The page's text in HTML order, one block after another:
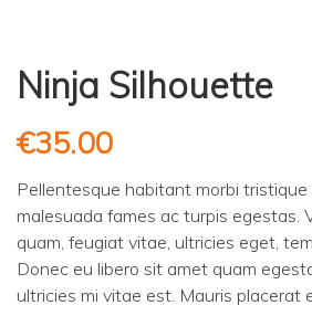
Ninja Silhouette
€35.00
Pellentesque habitant morbi
malesuada fames ac turpis egestas.
quam, feugiat vitae, ultricies eget,
Donec eu libero sit amet quam
ultricies mi vitae est. Mauris placerat